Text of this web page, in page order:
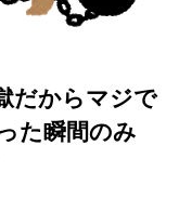
だからマジで
た瞬間のみ